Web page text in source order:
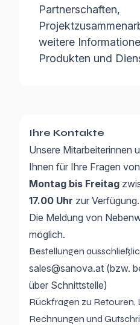
Partnerschaften,
weitere
Produkten und
Ihre Kontakte
Unsere Mitarbeiterinnen
Ihnen für Ihre Fragen von
Montag bis Freitag
17.00 Uhr zur Verfügung.
Die Meldung von
möglich.
Bestellungen
sales@sanova.at (bzw.
über Schnittstelle)
Rückfragen zu Retouren,
Rechnungen und